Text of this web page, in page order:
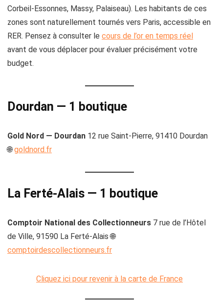
Corbeil-Essonnes, Massy, Palaiseau). Les habitants de ces
zones sont naturellement tournés vers Paris, accessible en
RER. Pensez à consulter le cours de l’or en temps réel
avant de vous déplacer pour évaluer précisément votre
budget.
Dourdan — 1 boutique
Gold Nord — Dourdan 12 rue Saint-Pierre, 91410 Dourdan
🌐goldnord.fr
La Ferté-Alais — 1 boutique
Comptoir National des Collectionneurs 7 rue de l’Hôtel
de Ville, 91590 La Ferté-Alais 🌐
comptoirdescollectionneurs.fr
Cliquez ici pour revenir à la carte de France